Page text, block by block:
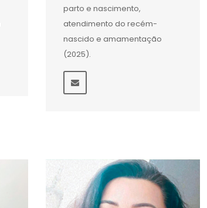
parto e nascimento,
atendimento do recém-
nascido e amamentação
(2025).